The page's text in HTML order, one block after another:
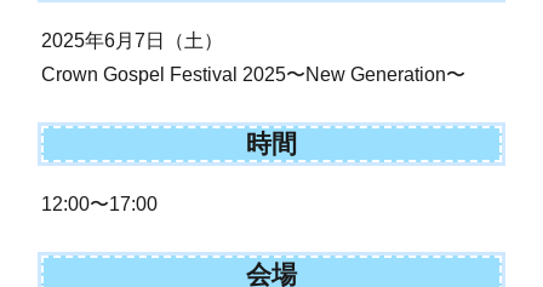
2025年6月7日（土）
Crown Gospel Festival 2025〜New Generation〜
時間
12:00〜17:00
会場